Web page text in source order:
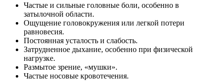
Частые и сильные головные боли, особенно в
затылочной области.
Ощущение головокружения или легкой потери
равновесия.
Постоянная усталость и слабость.
Затрудненное дыхание, особенно при физической
нагрузке.
Размытое зрение, «мушки».
Частые носовые кровотечения.